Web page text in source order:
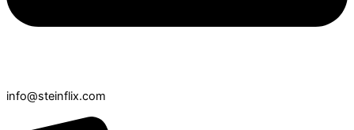
info@steinflix.com